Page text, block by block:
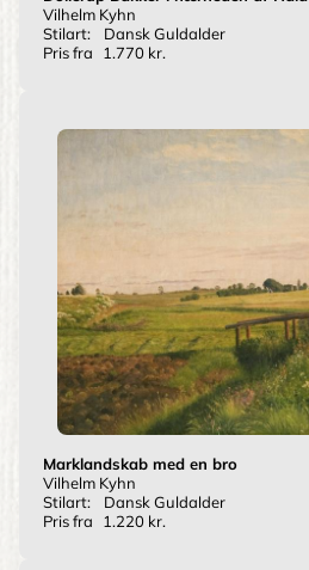
Vilhelm Kyhn
Stilart:
Dansk Guldalder
Pris fra
1.770 kr.
Marklandskab med en bro
Vilhelm Kyhn
Stilart:
Dansk Guldalder
Pris fra
1.220 kr.